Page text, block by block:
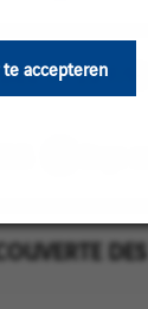
accepteren
TP 19 F/H